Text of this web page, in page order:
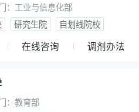
： 工业与信息化部
研究生院 自划线院校
在线咨询 调剂办法
： 教育部